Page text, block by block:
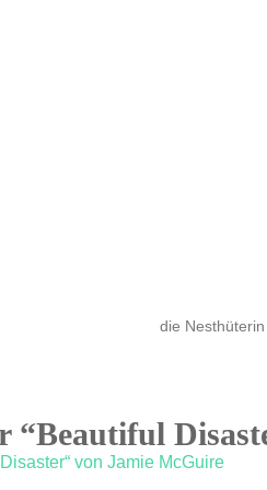
die Nesthüterin
“Beautiful
von Jamie McGuire